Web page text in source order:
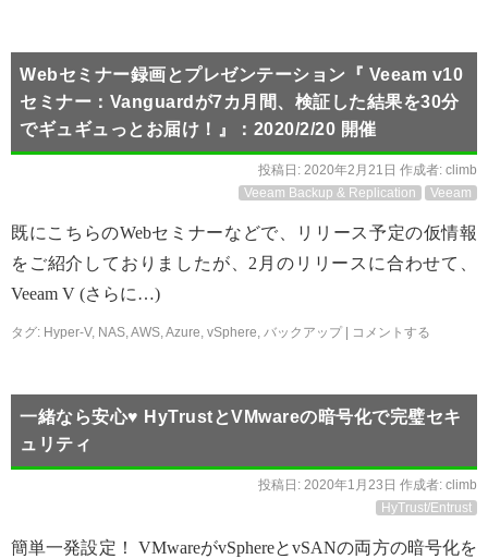
Webセミナー録画とプレゼンテーション『 Veeam v10
セミナー：Vanguardが7カ月間、検証した結果を30分
でギュギュっとお届け！』：2020/2/20 開催
投稿日: 2020年2月21日 作成者: climb
Veeam Backup & Replication
Veeam
既にこちらのWebセミナーなどで、リリース予定の仮情報
をご紹介しておりましたが、2月のリリースに合わせて、
Veeam V (さらに…)
タグ: Hyper-V, NAS,AWS,Azure, vSphere, バックアップ コメントする
一緒なら安心♥ HyTrustとVMwareの暗号化で完璧セキ
ュリティ
投稿日: 2020年1月23日 作成者: climb
HyTrust/Entrust
簡単一発設定！ VMwareがvSphereとvSANの両方の暗号化を